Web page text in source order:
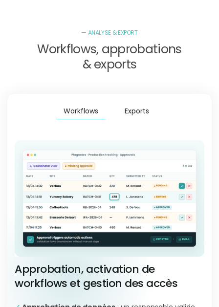
— ANALYSE & EXPORT
Workflows, approbations
& exports
Workflows Exports
Approbation, activation de
workflows et gestion des accès